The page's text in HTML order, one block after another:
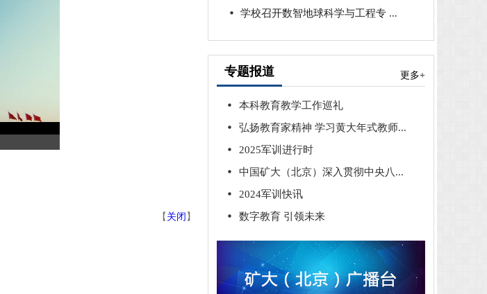
【关闭】
学校召开数智地球科学与工程专 ...
专题报道 更多+
本科教育教学工作巡礼
弘扬教育家精神 学习黄大年式教师...
2025军训进行时
中国矿大（北京）深入贯彻中央八...
2024军训快讯
数字教育 引领未来